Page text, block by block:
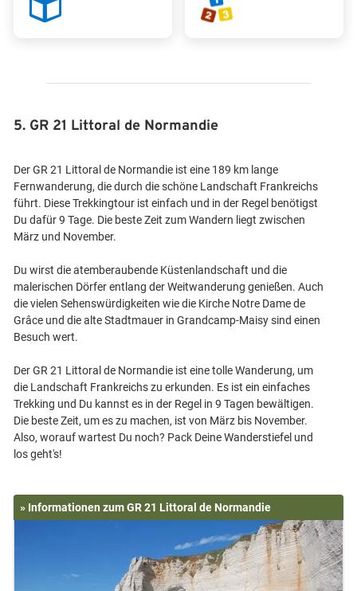
5. GR 21 Littoral de Normandie
Der GR 21 Littoral de Normandie ist eine 189 km lange
Fernwanderung, die durch die schöne Landschaft Frankreichs
führt. Diese Trekkingtour ist einfach und in der Regel benötigst
Du dafür 9 Tage. Die beste Zeit zum Wandern liegt zwischen
März und November.
Du wirst die atemberaubende Küstenlandschaft und die
malerischen Dörfer entlang der Weitwanderung genießen. Auch
die vielen Sehenswürdigkeiten wie die Kirche Notre Dame de
Grâce und die alte Stadtmauer in Grandcamp-Maisy sind einen
Besuch wert.
Der GR 21 Littoral de Normandie ist eine tolle Wanderung, um
die Landschaft Frankreichs zu erkunden. Es ist ein einfaches
Trekking und Du kannst es in der Regel in 9 Tagen bewältigen.
Die beste Zeit, um es zu machen, ist von März bis November.
Also, worauf wartest Du noch? Pack Deine Wanderstiefel und
» Informationen zum GR 21 Littoral de Normandie